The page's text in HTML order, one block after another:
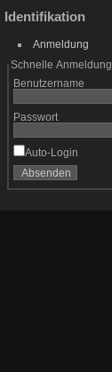
Identifikation
Anmeldung
Schnelle Anmeldung
Benutzername
Passwort
Auto-Login